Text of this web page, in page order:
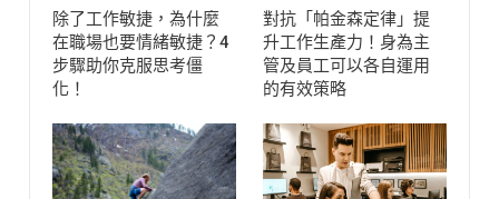
除了工作敏捷，為什麼
在職場也要情緒敏捷？4
步驟助你克服思考僵
化！
對抗「帕金森定律」提
升工作生產力！身為主
管及員工可以各自運用
的有效策略